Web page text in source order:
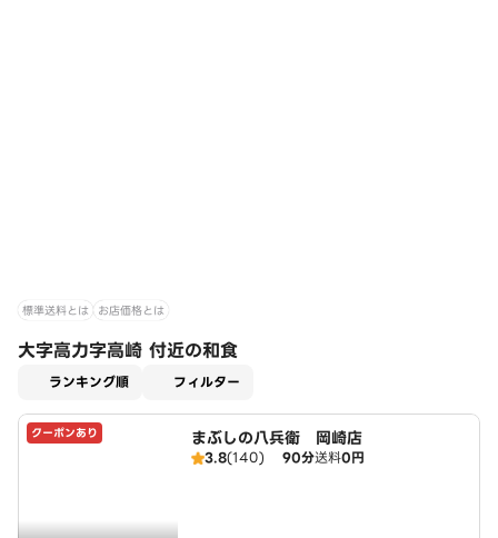
標準送料とは お店価格とは
大字高力字高崎 付近の和食
ランキング順 フィルター
クーポンあり まぶしの八兵衛 岡崎店
3.8(140) 90分送料0円